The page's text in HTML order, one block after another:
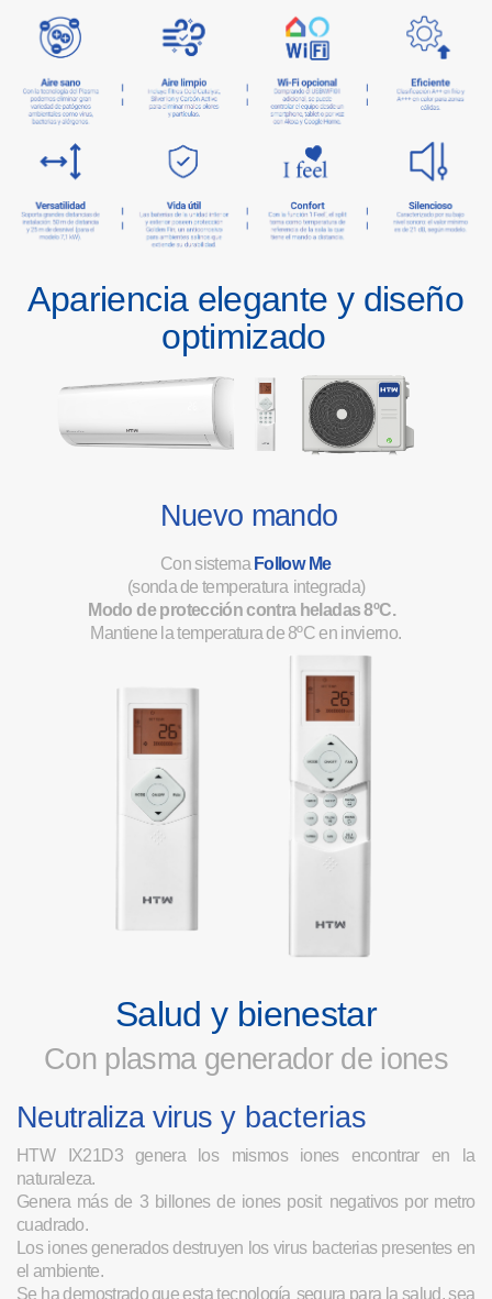
Apariencia elegante y diseño
optimizado
Nuevo mando
Con sistema Follow Me
(sondade temperatura integrada)
Modo deproteccióncontra heladas8ºC.
Mantiene atemperaturade 8ºCen invierno.
Salud y bienestar
Con p asma generador de iones
Neutraliza virus y bacterias
HTW X21 D3 genera los mismos iones encontrar en
a
natura eza.
Genera más de 3 billones de iones posit negativos por metro
cuadrado.
Los ionesgeneradosdestruyen os virus bacterias presentes en
e ambiente.
Se ha demostradoque estatecno ogía segura para a sa ud, sea